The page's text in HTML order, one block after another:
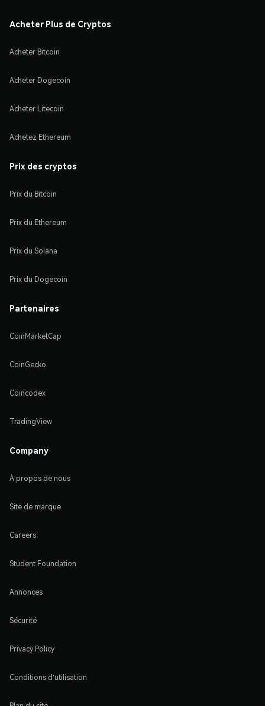
Acheter Plus de Cryptos
Acheter Bitcoin
Acheter Dogecoin
Acheter Litecoin
Achetez Ethereum
Prix des cryptos
Prix du Bitcoin
Prix du Ethereum
Prix du Solana
Prix du Dogecoin
Partenaires
CoinMarketCap
CoinGecko
Coincodex
TradingView
Company
À propos de nous
Site de marque
Careers
Student Foundation
Annonces
Sécurité
Privacy Policy
Conditions d'utilisation